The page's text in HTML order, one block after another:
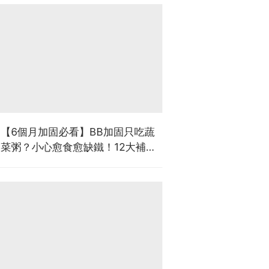
【6個月加固必看】BB加固只吃蔬
菜粥？小心愈食愈缺鐵！12大補鐵